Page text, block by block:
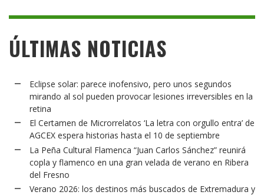
ÚLTIMAS NOTICIAS
Eclipse solar: parece inofensivo, pero unos segundos
mirando al sol pueden provocar lesiones irreversibles en la
retina
El Certamen de Microrrelatos ‘La letra con orgullo entra’ de
AGCEX espera historias hasta el 10 de septiembre
La Peña Cultural Flamenca “Juan Carlos Sánchez” reunirá
copla y flamenco en una gran velada de verano en Ribera
del Fresno
Verano 2026: los destinos más buscados de Extremadura y